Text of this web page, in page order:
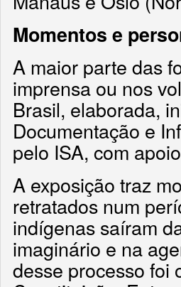
Momentos e
A maior parte das
imprensa ou nos
Brasil, elaborada,
Documentação e
pelo ISA, com
A exposição traz
retratados num
indígenas saíram
imaginário e na
desse processo foi